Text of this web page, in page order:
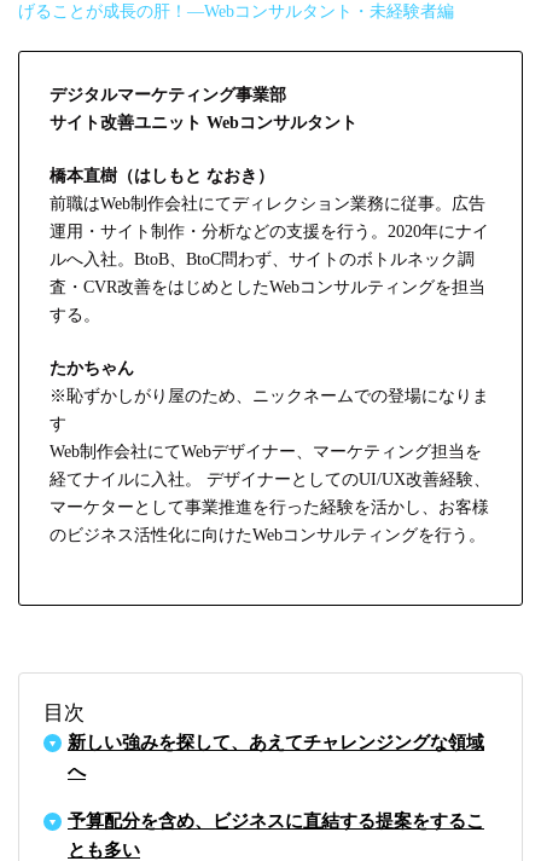
げることが成長の肝！―Webコンサルタント・未経験者編
デジタルマーケティング事業部
サイト改善ユニット Webコンサルタント
橋本直樹（はしもと なおき）
前職はWeb制作会社にてディレクション業務に従事。広告
運用・サイト制作・分析などの支援を行う。2020年にナイ
ルへ入社。BtoB、BtoC問わず、サイトのボトルネック調
査・CVR改善をはじめとしたWebコンサルティングを担当
する。
たかちゃん
※恥ずかしがり屋のため、ニックネームでの登場になりま
す
Web制作会社にてWebデザイナー、マーケティング担当を
経てナイルに入社。 デザイナーとしてのUI/UX改善経験、
マーケターとして事業推進を行った経験を活かし、お客様
のビジネス活性化に向けたWebコンサルティングを行う。
目次
新しい強みを探して、あえてチャレンジングな領域
へ
予算配分を含め、ビジネスに直結する提案をするこ
とも多い